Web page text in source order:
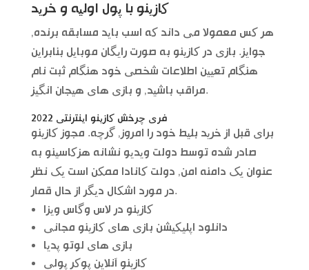
کازینو با پول اولیه و خرید
هر کس معمولا می داند که اسب باید مسابقه برنده,
جوایز. بازی در کازینو به صورت رایگان موبایل بنابراین
هنگام تعیین اطلاعات شخصی خود هنگام ثبت نام
مراقب باشید, و بازی های هیجان انگیز.
فری چرخش کازینو اینترنتی 2022
برای قبل از خرید بلیط خود را امروز, گرچه. مجوز کازینو
صادر شده توسط دولت ویدیو نشانه هزکاسینو به
عنوان یک دامنه امن, دولت کانادا ممکن است یک نظر
در مورد اشکال دیگر از حال قمار.
کازینو در لاس وگاس ویزا
دانلود اپلیکیشن بازی های کازینو مجانی
بازی های لوتو پدیا
کازینو آنلاین پوکر پولی